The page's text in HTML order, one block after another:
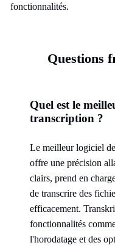
fonctionnalités.
Questions
Quel est le
transcription ?
Le meilleur logiciel
offre une précision
clairs, prend en
de transcrire des
efficacement.
fonctionnalités
l'horodatage et des